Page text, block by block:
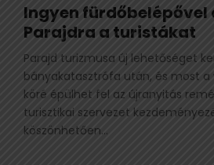
Ingyen
Parajdra a turistákat
Parajd turizmusa új lehetőséget
bányakatasztrófa után, és most a
köré épülhet fel az újranyitás
turisztikai szervezet
köszönhetően...